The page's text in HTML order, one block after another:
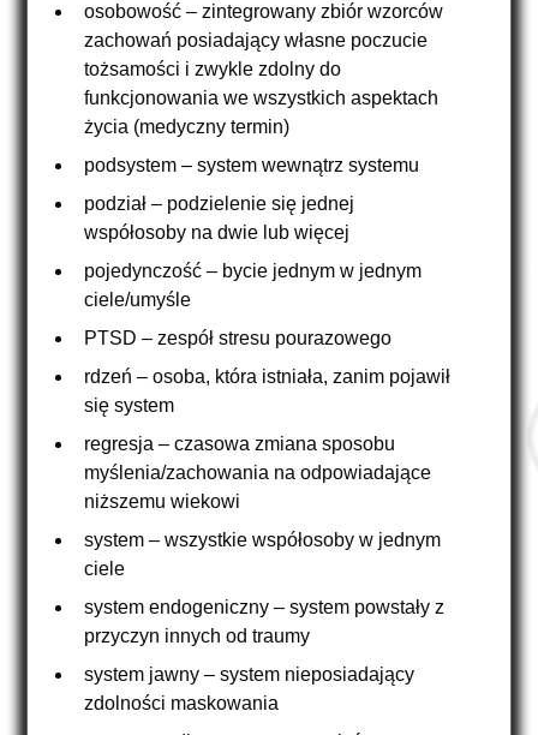
osobowość – zintegrowany zbiór wzorców
zachowań posiadający własne poczucie
tożsamości i zwykle zdolny do
funkcjonowania we wszystkich aspektach
życia (medyczny termin)
podsystem – system wewnątrz systemu
podział – podzielenie się jednej
współosoby na dwie lub więcej
pojedynczość – bycie jednym w jednym
ciele/umyśle
PTSD – zespół stresu pourazowego
rdzeń – osoba, która istniała, zanim pojawił
się system
regresja – czasowa zmiana sposobu
myślenia/zachowania na odpowiadające
niższemu wiekowi
system – wszystkie współosoby w jednym
ciele
system endogeniczny – system powstały z
przyczyn innych od traumy
system jawny – system nieposiadający
zdolności maskowania